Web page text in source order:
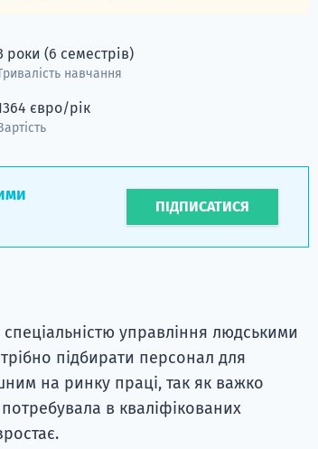
роки (6 семестрів)
навчання
євро/рік
ПІДПИСАТИСЯ
управління людськими
підбирати персонал для
на ринку праці, так як важко
в кваліфікованих